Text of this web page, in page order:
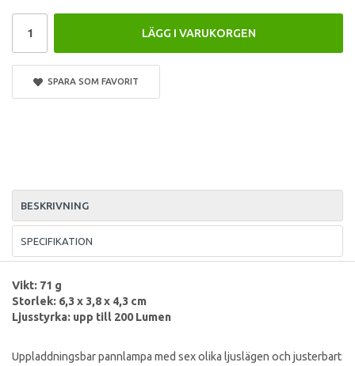
LÄGG I VARUKORGEN
SPARA SOM FAVORIT
BESKRIVNING
SPECIFIKATION
Vikt: 71 g
Storlek: 6,3x 3,8 x 4,3 cm
Ljusstyrka: upp till 200 Lumen
Uppladdningsbar pannlampa med sex olika ljuslägen och justerbart